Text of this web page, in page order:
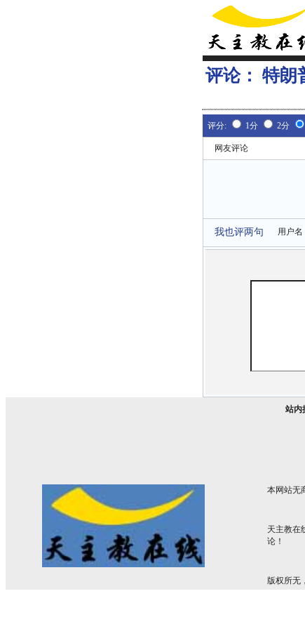
评论： 特朗
评分: 1分 2分
网友评论
我也评两句 用户名
站内
本网站无
天主教在
论！
版权所无